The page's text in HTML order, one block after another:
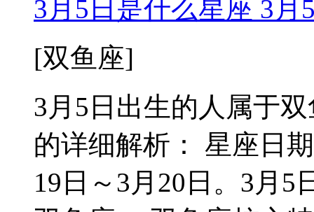
3月5日是什么星座 3
[双鱼座]
3月5日出生的人属于
的详细解析： 星座日
19日～3月20日。3月5